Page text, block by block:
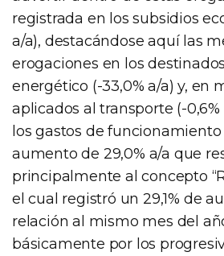
registrada en los subsidios
a/a), destacándose aquí las
erogaciones en los
energético (-33,0% a/a) y, en
aplicados al transporte (-0,6%
los gastos de
aumento de 29,0% a/a que
principalmente al concepto
el cual registró un 29,1% de
relación al mismo mes del
básicamente por los